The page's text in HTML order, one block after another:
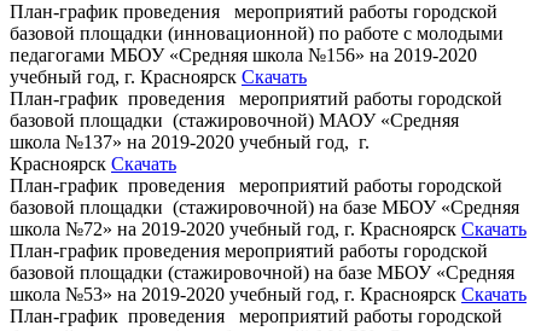
План-график проведения мероприятий работы городской
базовой площадки (инновационной) по работе с молодыми
педагогами МБОУ «Средняя школа №156» на 2019-2020
учебный год, г. Красноярск Скачать
План-график проведения мероприятий работы городской
базовой площадки (стажировочной) МАОУ «Средняя
школа №137» на 2019-2020 учебный год, г.
Красноярск Скачать
План-график проведения мероприятий работы городской
базовой площадки (стажировочной) на базе МБОУ «Средняя
школа №72» на 2019-2020 учебный год, г. Красноярск Скачать
План-график проведения мероприятий работы городской
базовой площадки (стажировочной) на базе МБОУ «Средняя
школа №53» на 2019-2020 учебный год, г. Красноярск Скачать
План-график проведения мероприятий работы городской